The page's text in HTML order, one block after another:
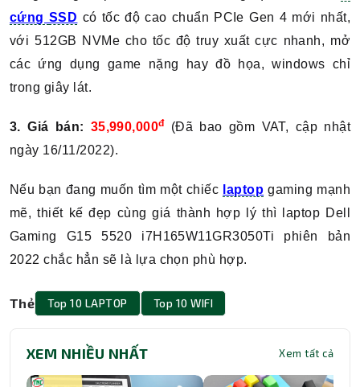
cứng SSD có tốc độ cao chuẩn PCIe Gen 4 mới nhất,
với 512GB NVMe cho tốc độ truy xuất cực nhanh, mở
các ứng dụng game nặng hay đồ họa, windows chỉ
trong giây lát.
3. Giá bán: 35,990,000đ
(Đã bao gồm VAT, cập nhật
ngày 16/11/2022).
Nếu bạn đang muốn tìm một chiếc laptop gaming mạnh
mẽ, thiết kế đẹp cùng giá thành hợp lý thì laptop Dell
Gaming G15 5520 i7H165W11GR3050Ti phiên bản
2022 chắc hẳn sẽ là lựa chọn phù hợp.
Thẻ Top 10 LAPTOP Top 10 WIFI
XEM NHIỀU NHẤT Xem tất cả